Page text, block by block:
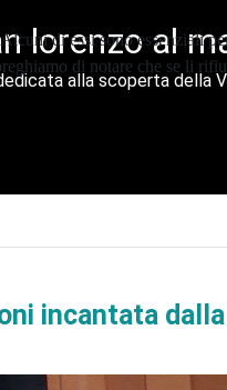
lorenzo al
alla scoperta della
incantata
di essi sono essenziali
di notare che se li